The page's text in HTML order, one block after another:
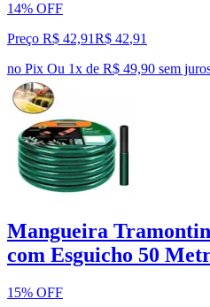
14% OFF
Preço R$ 42,91R$ 42,91
no Pix Ou 1x de R$ 49,90 sem
Mangueira
com Esguicho 50
15% OFF